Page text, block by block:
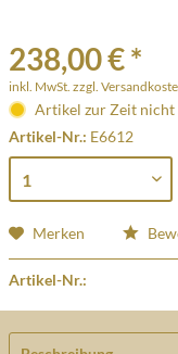
238,00 € *
inkl. MwSt. zzgl.
Artikel zur Zeit nicht
Artikel-Nr.: E6612
Merken
Artikel-Nr.: